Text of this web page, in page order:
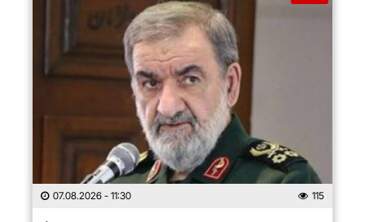
07.08.2026 - 11:30 115